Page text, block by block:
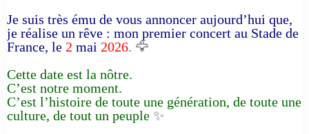
Je suis très ému de vous annoncer aujourd’hui que,
je réalise un rêve : mon premier concert au Stade de
France, le 2 mai 2026. 🦅
Cette date est la nôtre.
C’est notre moment.
C’est l’histoire de toute une génération, de toute une
culture, de tout un peuple ✨